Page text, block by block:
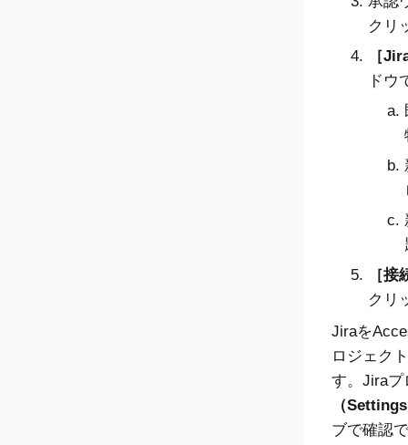
クリ
ドウ
接
クリ
Jiraを
ロジェク
す。Jiraプ
（
ブで確認